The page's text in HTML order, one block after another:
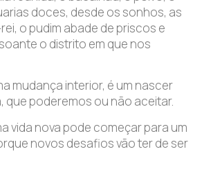
doces, desde os sonhos, as
o pudim abade de priscos e
o distrito em que nos
mudança interior, é um nascer
que poderemos ou não aceitar.
vida nova pode começar para um
novos desafios vão ter de ser